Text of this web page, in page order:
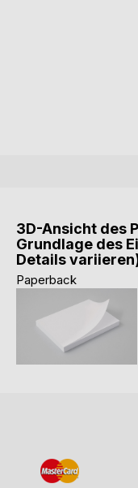
3D-Ansicht des
Grundlage des
Details
Paperback